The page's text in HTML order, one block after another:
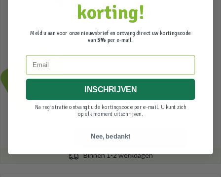
189,00
Incl. btw
Can Koolstoffilter 50cm, 700 m3
TOEVOEGEN AAN WINKELWAGEN
Binnen 1-2 werkdagen
korting!
Meld u aan voor onze nieuwsbrief en ontvang direct uw kortingscode
van 5% per e-mail.
Email
INSCHRIJVEN
Na registratie ontvangt u de kortingscode per e-mail. U kunt zich
op elk moment uitschrijven.
Nee, bedankt